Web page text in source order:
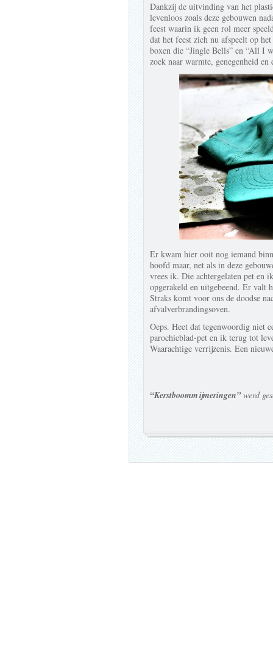
Dankzij de uitvinding van het
levenloos zoals deze gebouwen
feest waarin ik geen rol meer
dat het feest zich nu afspeelt op
boxen die “Jingle Bells” en “All I
zoek naar warmte, genegenheid en
Er kwam hier ooit nog iemand
hoofd maar, net als in deze
vrees ik. Die achtergelaten pet en
opgerakeld en uitgebeend. Er valt
Straks komt voor ons de doodse
afvalverbrandingsoven.
Oeps. Heet dat tegenwoordig niet
parochieblad-pet en ik terug tot
Waarachtige verrijzenis. Een
“Kerstboommijmeringen”werd